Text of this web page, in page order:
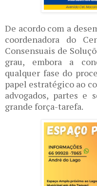
De acordo com a
coordenadora do
Consensuais de
grau, embora a
qualquer fase do
papel estratégico ao
advogados, partes e
grande força-tarefa.